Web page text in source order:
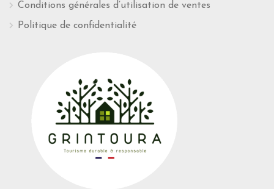
Conditions générales d’utilisation de ventes
Politique de confidentialité